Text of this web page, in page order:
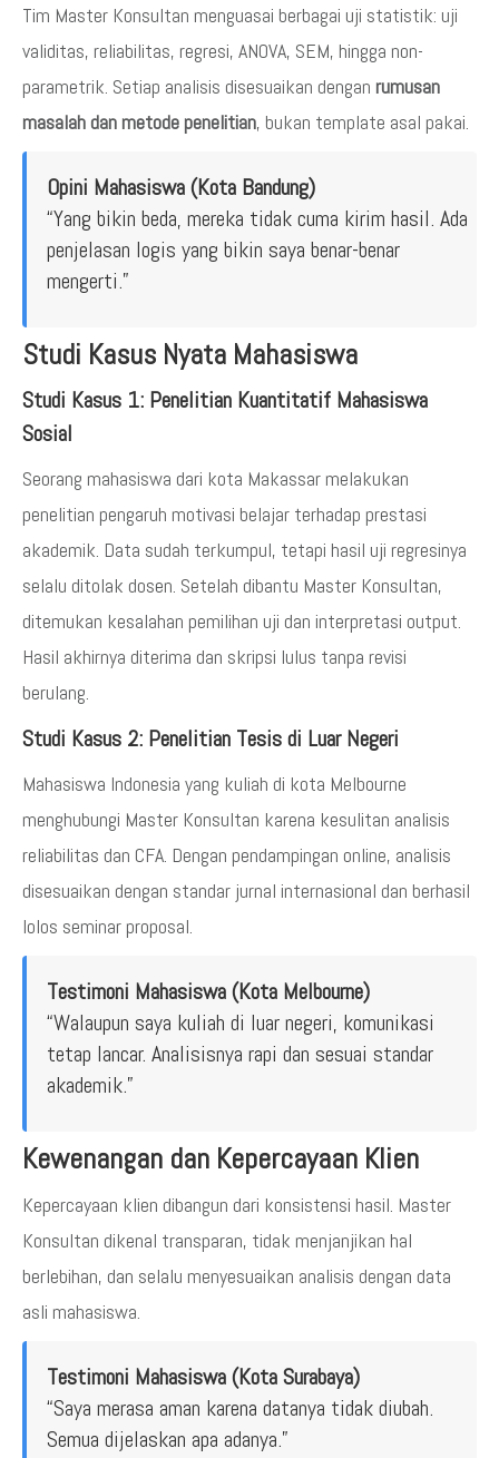
Tim Master Konsultan menguasai berbagai uji statistik: uji
validitas, reliabilitas, regresi, ANOVA, SEM, hingga non-
parametrik. Setiap analisis disesuaikan dengan rumusan
masalah dan metode penelitian, bukan template asal pakai.
Opini Mahasiswa (Kota Bandung)
“Yang bikin beda, mereka tidak cuma kirim hasil. Ada
penjelasan logis yang bikin saya benar-benar
mengerti.”
Studi Kasus Nyata Mahasiswa
Studi Kasus 1: Penelitian Kuantitatif Mahasiswa
Sosial
Seorang mahasiswa dari kota Makassar melakukan
penelitian pengaruh motivasi belajar terhadap prestasi
akademik. Data sudah terkumpul, tetapi hasil uji regresinya
selalu ditolak dosen. Setelah dibantu Master Konsultan,
ditemukan kesalahan pemilihan uji dan interpretasi output.
Hasil akhirnya diterima dan skripsi lulus tanpa revisi
berulang.
Studi Kasus 2: Penelitian Tesis di Luar Negeri
Mahasiswa Indonesia yang kuliah di kota Melbourne
menghubungi Master Konsultan karena kesulitan analisis
reliabilitas dan CFA. Dengan pendampingan online, analisis
disesuaikan dengan standar jurnal internasional dan berhasil
lolos seminar proposal.
Testimoni Mahasiswa (Kota Melbourne)
“Walaupun saya kuliah di luar negeri, komunikasi
tetap lancar. Analisisnya rapi dan sesuai standar
akademik.”
Kewenangan dan Kepercayaan Klien
Kepercayaan klien dibangun dari konsistensi hasil. Master
Konsultan dikenal transparan, tidak menjanjikan hal
berlebihan, dan selalu menyesuaikan analisis dengan data
asli mahasiswa.
Testimoni Mahasiswa (Kota Surabaya)
“Saya merasa aman karena datanya tidak diubah.
Semua dijelaskan apa adanya.”